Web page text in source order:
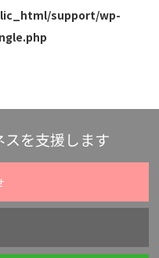
support/wp-
を支援します